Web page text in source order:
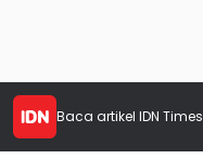
Baca artikel IDN Times